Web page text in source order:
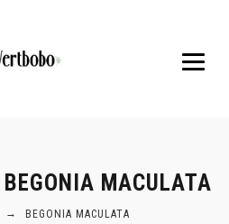
BEGONIA MACULATA
→ BEGONIA MACULATA